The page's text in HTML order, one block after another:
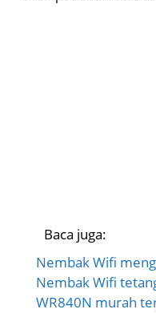
Baca juga:
Nembak Wifi
Nembak Wifi
WR840N murah